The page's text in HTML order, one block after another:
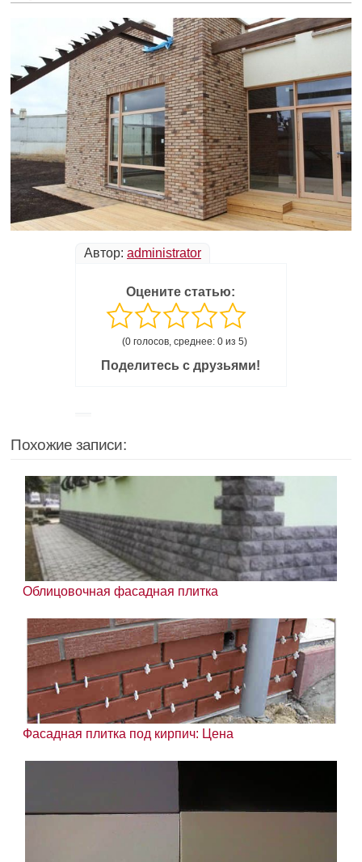
Автор: administrator
Оцените статью:
(0 голосов, среднее: 0 из 5)
Поделитесь с друзьями!
Похожие записи:
Облицовочная фасадная плитка
Фасадная плитка под кирпич: Цена